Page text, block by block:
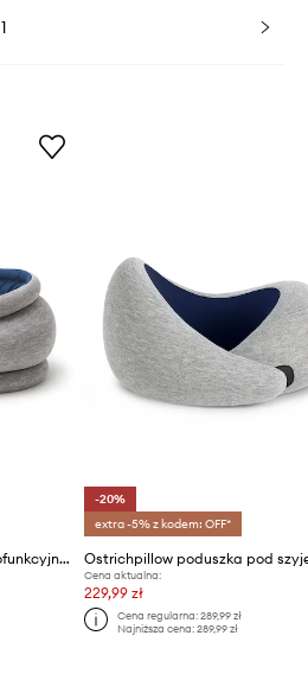
1
Ostrichpillow poduszka wielofunkcyjna Light
-20%
extra -5% z kodem: OFF*
Ostrichpillow poduszka pod
Cena aktualna:
229,99 zł
Cena regularna: 289,99 zł
Najniższa cena: 289,99 zł